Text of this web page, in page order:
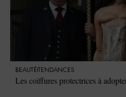
BEAUTÉTENDANCES
Les coiffures protectrices à